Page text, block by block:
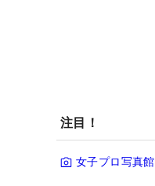
注目！
女子プロ写真館